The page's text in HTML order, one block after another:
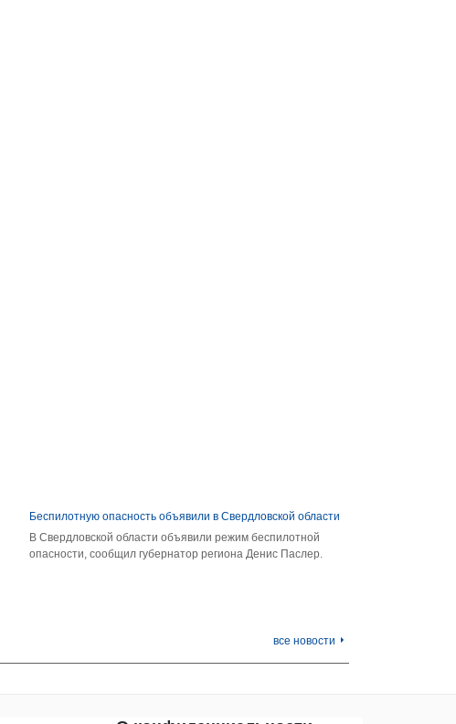
Беспилотную опасность объявили в Свердловской области
В Свердловской области объявили режим беспилотной
опасности, сообщил губернатор региона Денис Паслер.
все новости